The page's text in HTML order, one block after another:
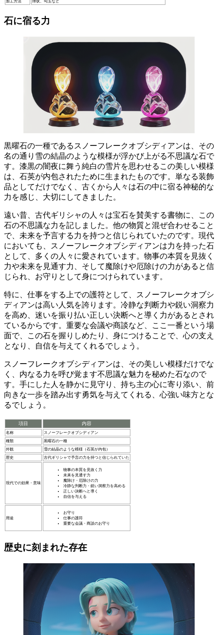
加工方法 球状、勾玉など
石に宿る力
黒曜石の一種であるスノーフレークオブシディアンは、その
名の通り雪の結晶のような模様が浮かび上がる不思議な石で
す。 漆黒の闇夜に舞う純白の雪片を思わせるこの美しい模様
は、 石英が内包されたために生まれたものです。単なる装飾
品としてだけでなく、古くから人々は石の中に宿る神秘的な
力を感じ、大切にしてきました。
遠い昔、古代ギリシャの人々は宝石を賛美する書物に、この
石の不思議な力を記しました。他の物質と混ぜ合わせること
で、 未来を予言する力 を持つと信じられていたのです。現代
においても、スノーフレークオブシディアンは力を持った石
として、多くの人々に愛されています。 物事の本質を見抜く
力や未来を見通す力 、そして魔除けや厄除けの力があると信
じられ、お守りとして身につけられています。
特に、 仕事をする上での護符として、スノーフレークオブシ
ディアンは高い人気を誇ります。 冷静な判断力や鋭い洞察力
を高め、 迷いを振り払い正しい決断へと導く 力があるとされ
ているからです。重要な会議や商談など、
ここ一番という場
面で、この石を握りしめたり、身につけることで、 心の支え
となり、
自信を与えてくれるでしょう。
スノーフレークオブシディアンは、その美しい模様だけでな
く、 内なる力 を呼び覚ます不思議な魅力を秘めた石なので
す。手にした人を静かに見守り 持ち主の心に寄り添い
前
向きな一歩を踏み出す勇気を与えてくれる、 心強い味方とな
るでしょう。
項目 内容
名称
スノーフレークオブシディアン
種類
黒曜石の一種
外観
雪の結晶のような模様（石英が内包）
歴史
古代ギリシャで予言の力を持つと信じられていた
現代での効果・意味
物事の本質を見抜く力
未来を見通す力
魔除け・厄除けの力
冷静な判断力・鋭い洞察力を高める
正しい決断へと導く
自信を与える
用途
お守り
仕事の護符
重要な会議・商談のお守り
歴史に刻まれた存在